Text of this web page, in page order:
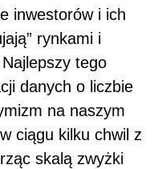
inwestorów i ich
rynkami i
tego
danych o liczbie
na naszym
ciągu kilku chwil z
skalą zwyżki